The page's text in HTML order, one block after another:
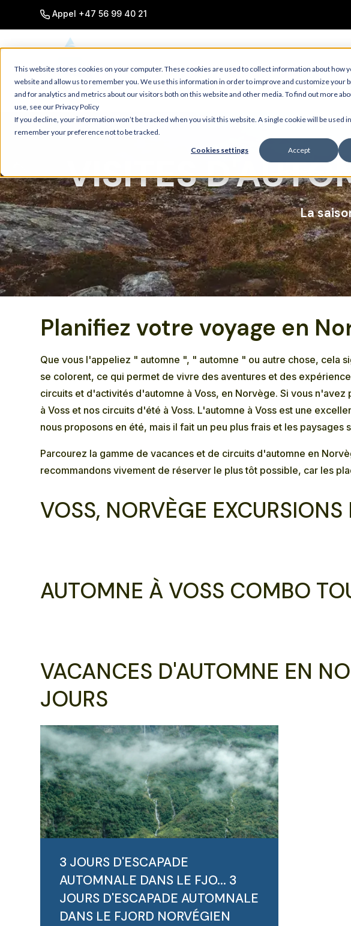
This website stores cookies on your computer. These cookies are used to collect information about how
website and allow us to remember you. We use this information in order to improve and customize your
and for analytics and metrics about our visitors both on this website and other media. To find out more
use, see our Privacy Policy
If you decline, your information won’t be tracked when you visit this website. A single cookie will be used
remember your preference not to be tracked.
Cookies settings Accept
Appel +47 56 99 40 21
VISITES
La
Planifiez votre voyage en
Que vous l'appeliez " automne ", " automne " ou autre chose, cela
se colorent, ce qui permet de vivre des aventures et des
circuits et d'activités d'automne à Voss, en Norvège. Si vous
à Voss et nos circuits d'été à Voss. L'automne à Voss est une
nous proposons en été, mais il fait un peu plus frais et les paysages
Parcourez la gamme de vacances et de circuits d'automne en
recommandons vivement de réserver le plus tôt possible, car les
VOSS, NORVÈGE
AUTOMNE À VOSS COMBO
VACANCES D'AUTOMNE EN
JOURS
3 JOURS D'ESCAPADE
AUTOMNALE DANS LE FJO... 3
JOURS D'ESCAPADE AUTOMNALE
DANS LE FJORD NORVÉGIEN